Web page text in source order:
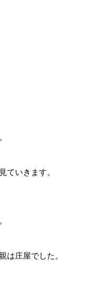
ていきます。
は庄屋でした。